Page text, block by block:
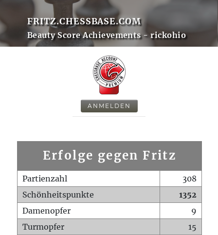
FRITZ.CHESSBASE.COM
Beauty Score Achievements - rickohio
ANMELDEN
Erfolge gegen Fritz
Partienzahl
308
Schönheitspunkte
1352
Damenopfer
9
Turmopfer
15